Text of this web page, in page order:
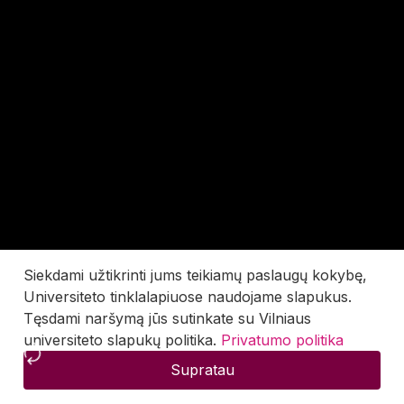
Siekdami užtikrinti jums teikiamų paslaugų kokybę,
Universiteto tinklalapiuose naudojame slapukus.
Tęsdami naršymą jūs sutinkate su Vilniaus
universiteto slapukų politika. Privatumo politika
Supratau